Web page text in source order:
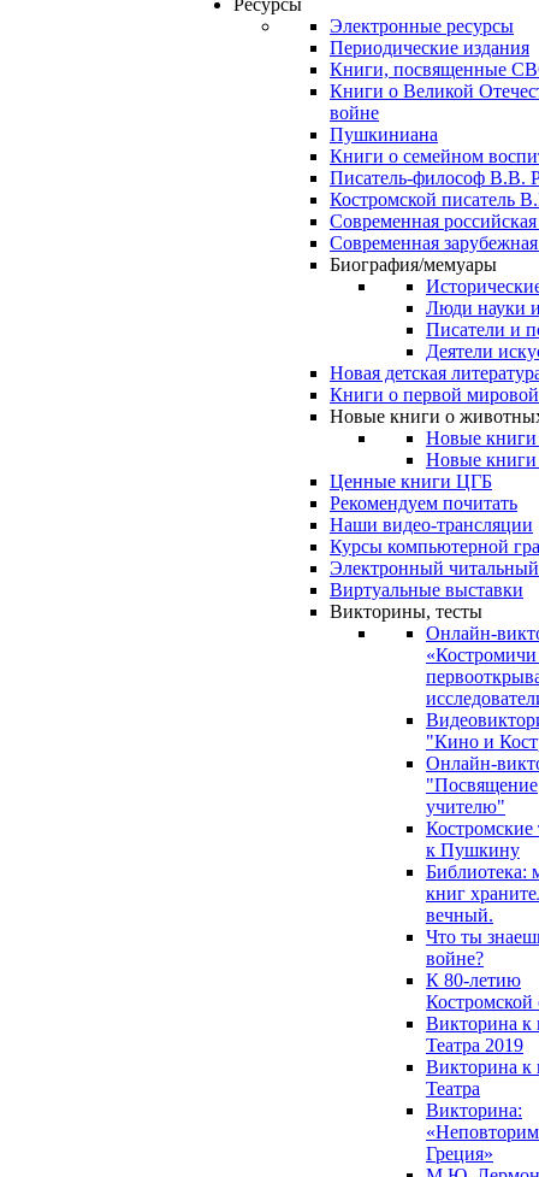
Ресурсы
Электронные ресурсы
Периодические издания
Книги, посвященные
Книги о Великой
войне
Пушкиниана
Книги о семейном
Писатель-философ В.В.
Костромской писатель
Современная российская
Современная
Биография/мемуары
Люди науки
Писатели и
Деятели
Новая детская
Книги о первой
Новые книги о
Новые книги
Новые книги
Ценные книги ЦГБ
Рекомендуем почитать
Наши видео-трансляции
Курсы компьютерной
Электронный читальный
Виртуальные выставки
Викторины, тесты
Онлайн-
"Кино и
Онлайн-
"Посвящение
учителю"
к Пушкину
Библиотека:
книг
вечный.
Что ты
войне?
К 80-летию
Костромской
Викторина к
Театра 2019
Викторина к
Театра
Викторина:
Греция»